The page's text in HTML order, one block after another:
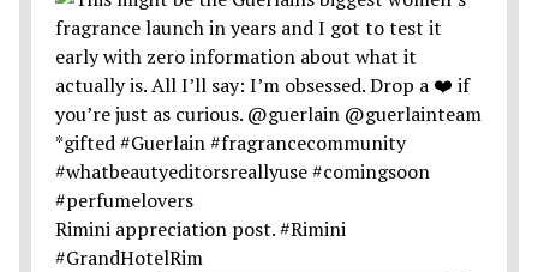
Rimini appreciation post. #Rimini
#GrandHotelRim